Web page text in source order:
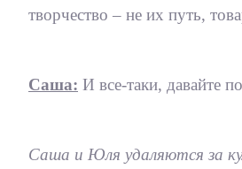
творчество – не их путь,
Саша: И все-таки, давайте
Саша и Юля удаляются за